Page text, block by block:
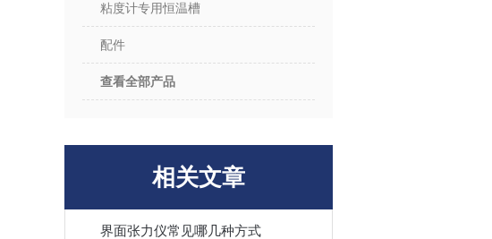
粘度计专用恒温槽
配件
查看全部产品
相关文章
界面张力仪常见哪几种方式